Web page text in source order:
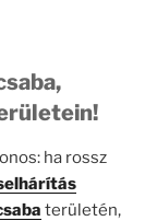
ha rossz
területén,